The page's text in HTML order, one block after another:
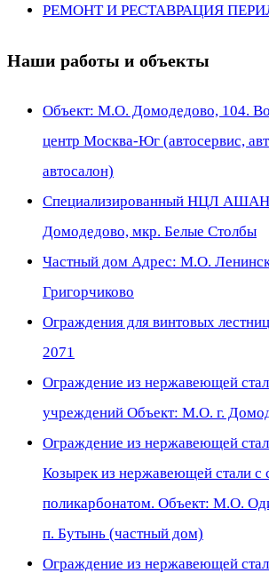
РЕМОНТ И РЕСТАВРАЦИЯ
Наши работы и объекты
Объект: М.О. Домодедово, 104.
центр Москва-Юг (автосервис,
автосалон)
Специализированный НЦЛ АШАН
Домодедово, мкр. Белые Столбы
Частный дом Адрес: М.О.
Григорчиково
Ограждения для винтовых
2071
Ограждение из нержавеющей
учреждений Объект: М.О. г.
Ограждение из нержавеющей
Козырек из нержавеющей стали с
поликарбонатом. Объект: М.О.
п. Бутынь (частный дом)
Ограждение из нержавеющей